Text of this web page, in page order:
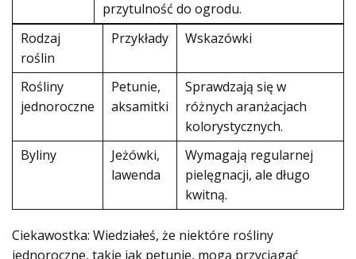
przytulność do ogrodu.
Rodzaj
roślin
Przykłady Wskazówki
Rośliny
jednoroczne
Petunie,
aksamitki
Sprawdzają się w
różnych aranżacjach
kolorystycznych.
Byliny
Jeżówki,
lawenda
Wymagają regularnej
pielęgnacji, ale długo
kwitną.
Ciekawostka: Wiedziałeś, że niektóre rośliny
jednoroczne, takie jak petunie, mogą przyciągać